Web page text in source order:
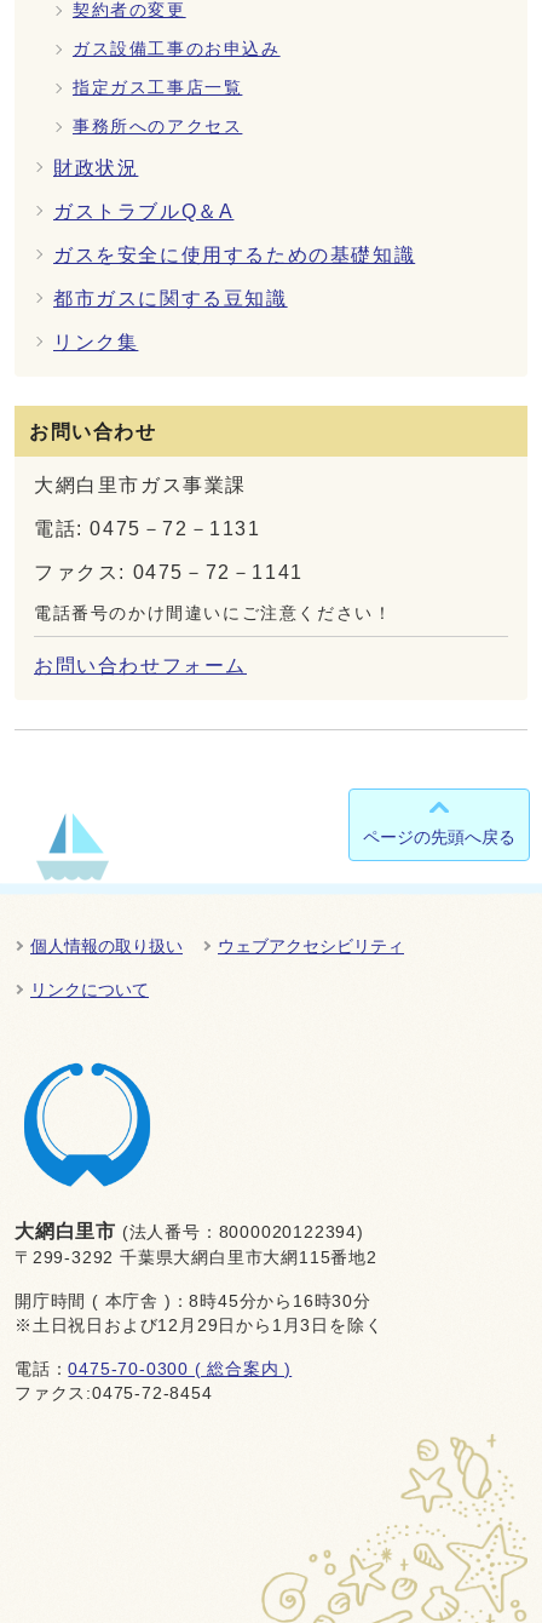
契約者の変更
ガス設備工事のお申込み
指定ガス工事店一覧
事務所へのアクセス
財政状況
ガストラブルQ＆A
ガスを安全に使用するための基礎知識
都市ガスに関する豆知識
リンク集
お問い合わせ
大網白里市ガス事業課
電話: 0475－72－1131
ファクス: 0475－72－1141
電話番号のかけ間違いにご注意ください！
お問い合わせフォーム
ページの先頭へ戻る
個人情報の取り扱い ウェブアクセシビリティ
リンクについて
大網白里市 (法人番号：8000020122394)
〒299-3292 千葉県大網白里市大網115番地2
開庁時間 ( 本庁舎 )：8時45分から16時30分
※土日祝日および12月29日から1月3日を除く
電話：0475-70-0300 ( 総合案内 )
ファクス:0475-72-8454